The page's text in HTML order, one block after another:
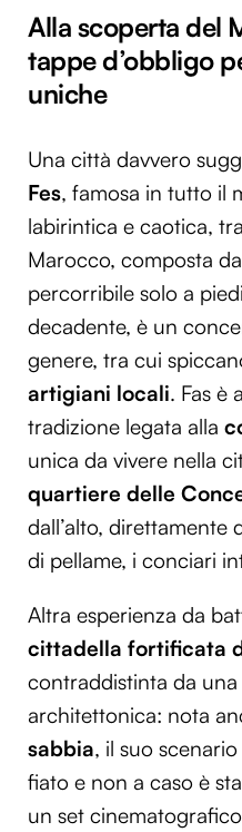
Alla scoperta del
tappe d’obbligo
uniche
Una città davvero
Fes, famosa in tutto il
labirintica e caotica,
Marocco, composta
percorribile solo a
decadente, è un
genere, tra cui
artigiani locali. Fas è
tradizione legata alla
unica da vivere nella
quartiere delle
dall’alto, direttamente
di pellame, i conciari
Altra esperienza da
cittadella fortificata
contraddistinta da
architettonica: nota
sabbia, il suo
fiato e non a caso è
un set